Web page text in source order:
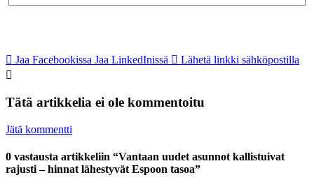
Jaa Facebookissa Jaa LinkedInissä Lähetä linkki sähköpostilla
Tätä artikkelia ei ole kommentoitu
Jätä kommentti
0 vastausta artikkeliin “Vantaan uudet asunnot kallistuivat
rajusti – hinnat lähestyvät Espoon tasoa”